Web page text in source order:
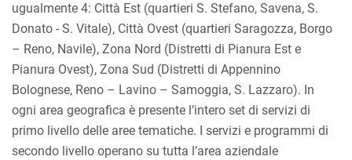
ugualmente 4: Città Est (quartieri S. Stefano, Savena, S.
Donato - S. Vitale), Città Ovest (quartieri Saragozza, Borgo
– Reno, Navile), Zona Nord (Distretti di Pianura Est e
Pianura Ovest), Zona Sud (Distretti di Appennino
Bolognese, Reno – Lavino – Samoggia, S. Lazzaro). In
ogni area geografica è presente l’intero set di servizi di
primo livello delle aree tematiche. I servizi e programmi di
secondo livello operano su tutta l’area aziendale